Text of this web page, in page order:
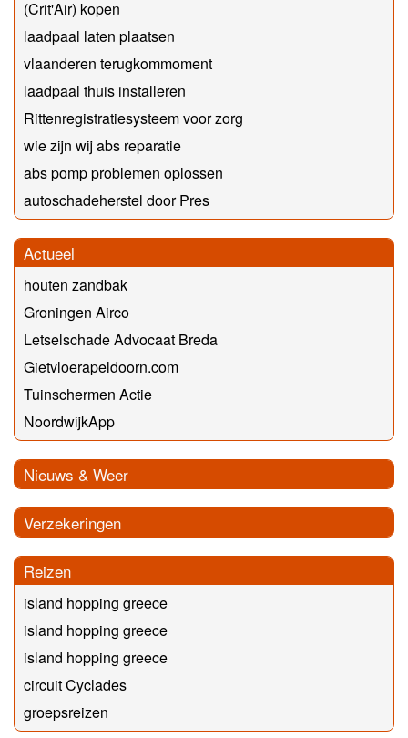
(Crit'Air) kopen
laadpaal laten plaatsen
vlaanderen terugkommoment
laadpaal thuis installeren
Rittenregistratiesysteem voor zorg
wie zijn wij abs reparatie
abs pomp problemen oplossen
autoschadeherstel door Pres
Actueel
houten zandbak
Groningen Airco
Letselschade Advocaat Breda
Gietvloerapeldoorn.com
Tuinschermen Actie
NoordwijkApp
Nieuws & Weer
Verzekeringen
Reizen
island hopping greece
island hopping greece
island hopping greece
circuit Cyclades
groepsreizen